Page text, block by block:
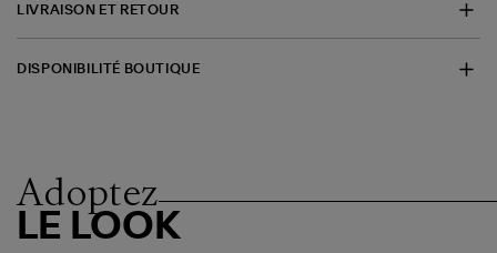
LIVRAISON ET RETOUR
DISPONIBILITÉ BOUTIQUE
Adoptez
LE LOOK